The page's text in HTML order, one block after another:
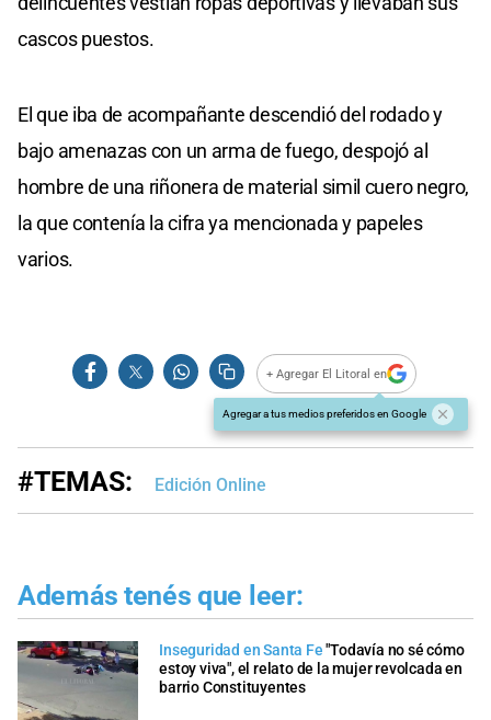
cascos puestos.
El que iba de acompañante descendió del rodado y
bajo amenazas con un arma de fuego, despojó al
hombre de una riñonera de material simil cuero negro,
la que contenía la cifra ya mencionada y papeles
varios.
+ Agregar El Litoral en
Agregar a tus medios preferidos en Google
#TEMAS: Edición Online
Además tenés que leer:
Inseguridad en Santa Fe "Todavía no sé cómo
estoy viva", el relato de la mujer revolcada en
barrio Constituyentes